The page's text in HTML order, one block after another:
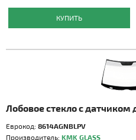
КУПИТЬ
Лобовое стекло с датчиком
Еврокод: 8614AGNBLPV
Производитель: KMK GLASS